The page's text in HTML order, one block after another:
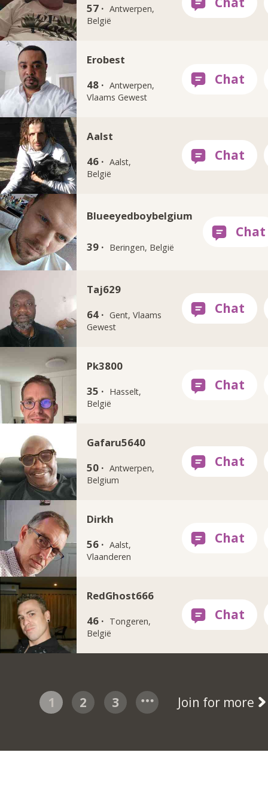
57 · Antwerpen,
België
Erobest
48 · Antwerpen,
Vlaams Gewest
Aalst
46 · Aalst,
België
Blueeyedboybelgium
39 · Beringen, België
Taj629
64 · Gent, Vlaams
Gewest
Pk3800
35 · Hasselt,
België
Gafaru5640
50 · Antwerpen,
Belgium
Dirkh
56 · Aalst,
Vlaanderen
RedGhost666
46 · Tongeren,
België
1 2 3 Join for more